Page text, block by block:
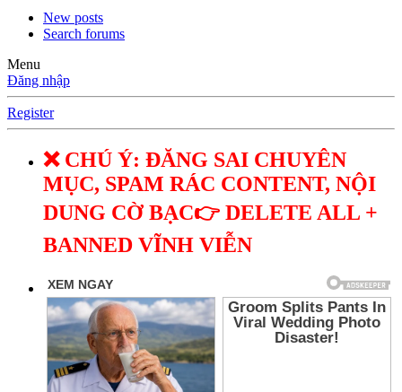
New posts
Search forums
Menu
Đăng nhập
Register
❌ CHÚ Ý: ĐĂNG SAI CHUYÊN
MỤC, SPAM RÁC CONTENT, NỘI
DUNG CỜ BẠC👉 DELETE ALL +
BANNED VĨNH VIỄN